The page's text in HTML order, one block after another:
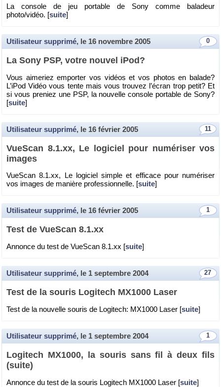
La console de jeu por­table de Sony comme ba­la­deur
photo/vidéo. [suite]
0
Utilisateur supprimé, le 16 novembre 2005
La Sony PSP, votre nou­vel iPod?
Vous ai­me­riez em­por­ter vos vi­déos et vos pho­tos en ba­lade?
L’iPod Vidéo vous tente mais vous trou­vez l’écran trop petit? Et
si vous pre­niez une PSP, la nou­velle console por­table de Sony?
[suite]
11
Utilisateur supprimé, le 16 février 2005
VueS­can 8.​1.​xx, Le lo­gi­ciel pour nu­mé­ri­ser vos
images
VueS­can 8.​1.​xx, Le lo­gi­ciel simple et ef­fi­cace pour nu­mé­ri­ser
vos images de ma­nière pro­fes­sion­nelle. [suite]
1
Utilisateur supprimé, le 16 février 2005
Test de VueS­can 8.​1.​xx
An­nonce du test de VueS­can 8.​1.​xx [suite]
27
Utilisateur supprimé, le 1 septembre 2004
Test de la sou­ris Lo­gi­tech MX1000 Laser
Test de la nou­velle sou­ris de Lo­gi­tech: MX1000 Laser [suite]
1
Utilisateur supprimé, le 1 septembre 2004
Lo­gi­tech MX1000, la sou­ris sans fil à deux fils
(suite)
An­nonce du test de la sou­ris Lo­gi­tech MX1000 Laser [suite]